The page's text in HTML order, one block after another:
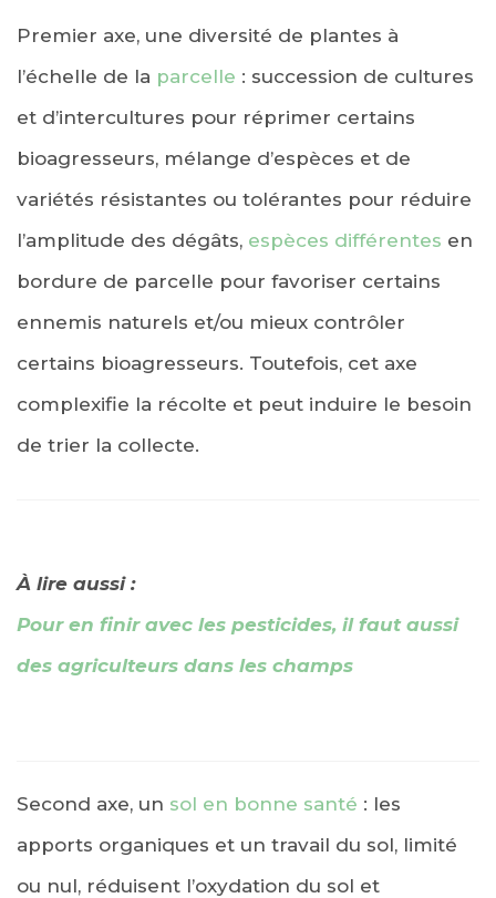
Premier axe, une diversité de plantes à
l’échelle de la parcelle : succession de cultures
et d’intercultures pour réprimer certains
bioagresseurs, mélange d’espèces et de
variétés résistantes ou tolérantes pour réduire
l’amplitude des dégâts, espèces différentes en
bordure de parcelle pour favoriser certains
ennemis naturels et/ou mieux contrôler
certains bioagresseurs. Toutefois, cet axe
complexifie la récolte et peut induire le besoin
de trier la collecte.
À lire aussi :
Pour en finir avec les pesticides, il faut aussi
des agriculteurs dans les champs
Second axe, un sol en bonne santé : les
apports organiques et un travail du sol, limité
ou nul, réduisent l’oxydation du sol et